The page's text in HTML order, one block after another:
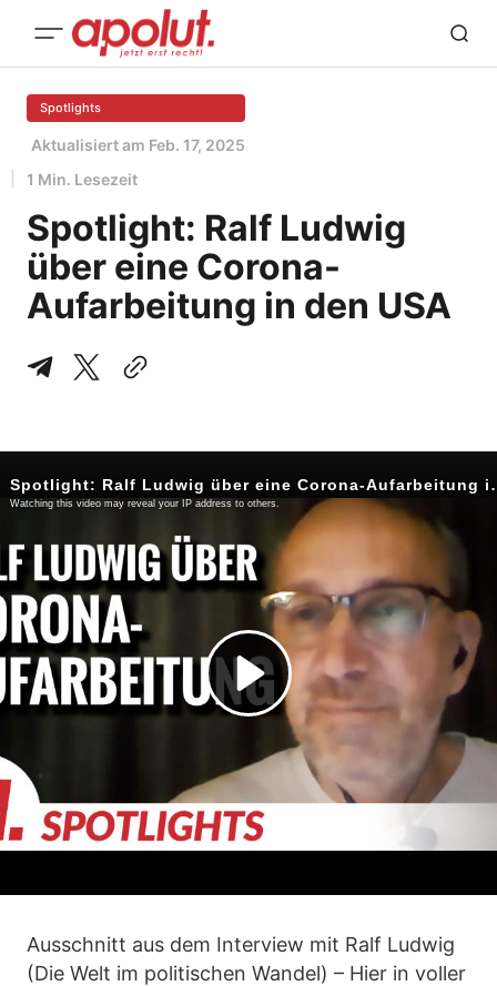
Spotlights
Aktualisiert am Feb. 17, 2025
1 Min. Lesezeit
Spotlight: Ralf Ludwig
über eine Corona-
Aufarbeitung in den USA
Ausschnitt aus dem Interview mit Ralf Ludwig
(Die Welt im politischen Wandel) – Hier in voller